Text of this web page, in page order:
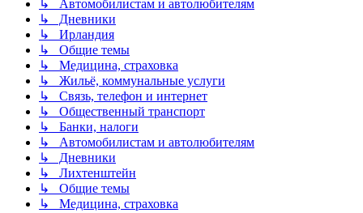
↳ Автомобилистам и автолюбителям
↳ Дневники
↳ Ирландия
↳ Общие темы
↳ Медицина, страховка
↳ Жильё, коммунальные услуги
↳ Связь, телефон и интернет
↳ Общественный транспорт
↳ Банки, налоги
↳ Автомобилистам и автолюбителям
↳ Дневники
↳ Лихтенштейн
↳ Общие темы
↳ Медицина, страховка